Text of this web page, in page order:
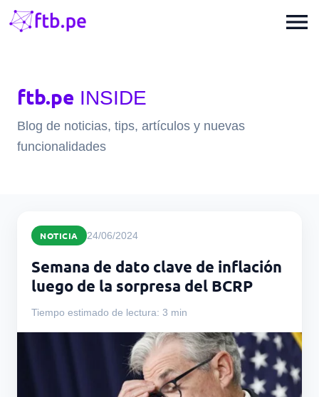
menu
ftb.pe INSIDE
Blog de noticias, tips, artículos y nuevas
funcionalidades
NOTICIA 24/06/2024
Semana de dato clave de inflación
luego de la sorpresa del BCRP
Tiempo estimado de lectura: 3 min